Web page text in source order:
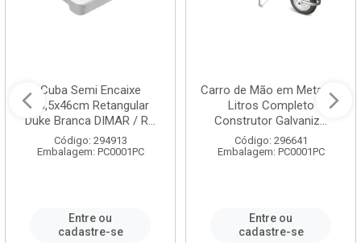
Cuba Semi Encaixe
58,5x46cm Retangular
Duke Branca DIMAR / R...
Código: 294913
Embalagem: PC0001PC
Entre ou
cadastre-se
Carro de Mão em Metal 60
Litros Completo
Construtor Galvaniz...
Código: 296641
Embalagem: PC0001PC
Entre ou
cadastre-se